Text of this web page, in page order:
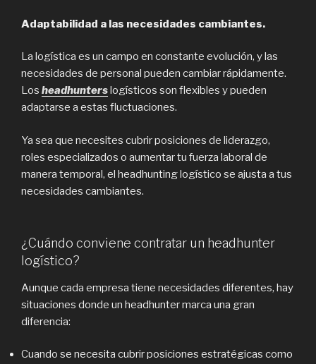
Adaptabilidad a las necesidades cambiantes.
La logística es un campo en constante evolución, y las
necesidades de personal pueden cambiar rápidamente.
Los headhunterslogísticos son flexibles y pueden
adaptarse a estas fluctuaciones.
Ya sea que necesites cubrir posiciones de liderazgo,
roles especializados o aumentar tu fuerza laboral de
manera temporal, el headhunting logístico se ajusta a tus
necesidades cambiantes.
¿Cuándo conviene contratar un headhunter
logístico?
Aunque cada empresa tiene necesidades diferentes, hay
situaciones donde un headhunter marca una gran
diferencia:
Cuando se necesita cubrir posiciones estratégicas como